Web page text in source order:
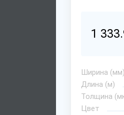
1
Ширина (мм)
Длина (м)
Толщина
Цвет